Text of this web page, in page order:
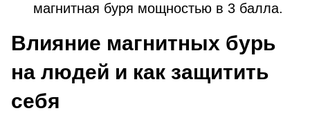
магнитная буря мощностью в 3 балла.
Влияние магнитных бурь
на людей и как защитить
себя